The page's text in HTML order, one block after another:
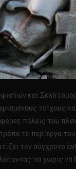
και
τοίχους
πόλεις του
τα περίεργα
τον σύγχρονο
τα χωρίς να